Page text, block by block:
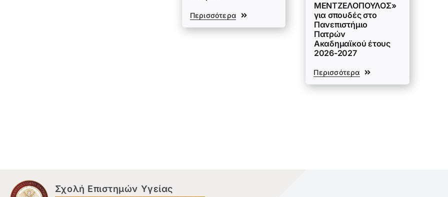
Περισσότερα
ΜΕΝΤΖΕΛΟΠΟΥΛΟΣ»
για σπουδές στο
Πανεπιστήμιο
Πατρών
Ακαδημαϊκού έτους
2026-2027
Περισσότερα
Σχολή Επιστημών Υγείας